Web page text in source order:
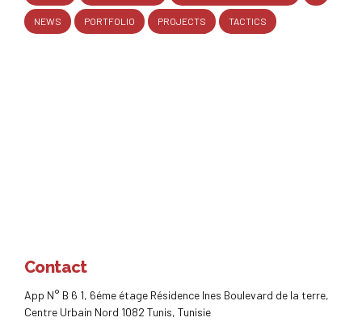
NEWS PORTFOLIO PROJECTS TACTICS
Contact
App N° B 6 1, 6éme étage Résidence Ines Boulevard de la terre,
Centre Urbain Nord 1082 Tunis, Tunisie